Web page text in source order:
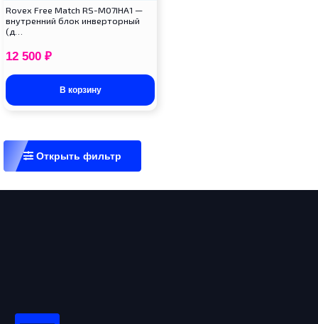
Rovex Free Match RS-M07IHA1 —
внутренний блок инверторный
(д…
12 500 ₽
В корзину
Открыть фильтр